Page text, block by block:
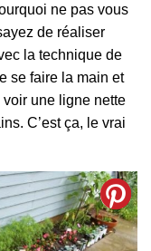
ne pas vous
de réaliser
la technique de
se faire la main et
voir une ligne nette
C’est ça, le vrai